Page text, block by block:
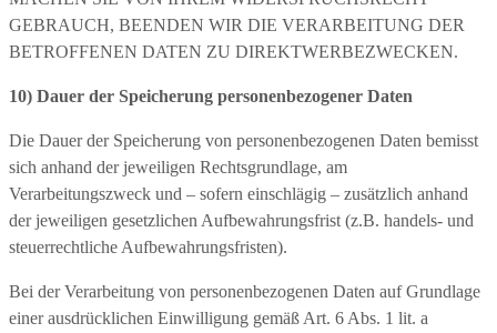
GEBRAUCH, BEENDEN WIR DIE VERARBEITUNG DER
BETROFFENEN DATEN ZU DIREKTWERBEZWECKEN.
10) Dauer der Speicherung personenbezogener Daten
Die Dauer der Speicherung von personenbezogenen Daten bemisst
sich anhand der jeweiligen Rechtsgrundlage, am
Verarbeitungszweck und – sofern einschlägig – zusätzlich anhand
der jeweiligen gesetzlichen Aufbewahrungsfrist (z.B. handels- und
steuerrechtliche Aufbewahrungsfristen).
Bei der Verarbeitung von personenbezogenen Daten auf Grundlage
einer ausdrücklichen Einwilligung gemäß Art. 6 Abs. 1 lit. a